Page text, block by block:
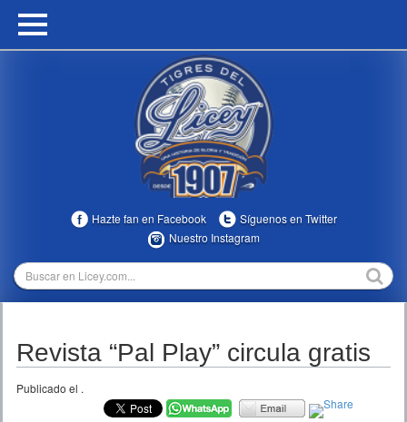
HOME
MULTIMEDIA
TEMPORADAS
Hazte fan en Facebook
Síguenos en Twitter
Nuestro Instagram
Revista “Pal Play” circula gratis
Publicado el .